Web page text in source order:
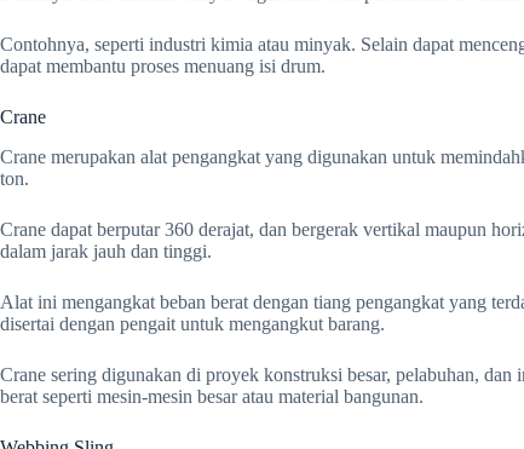
Contohnya, seperti industri kimia atau minyak. Selain dapat
dapat membantu proses menuang isi drum.
Crane
Crane merupakan alat pengangkat yang digunakan untuk
ton.
Crane dapat berputar 360 derajat, dan bergerak vertikal maupun
dalam jarak jauh dan tinggi.
Alat ini mengangkat beban berat dengan tiang pengangkat yang
disertai dengan pengait untuk mengangkut barang.
Crane sering digunakan di proyek konstruksi besar, pelabuhan, dan
berat seperti mesin-mesin besar atau material bangunan.